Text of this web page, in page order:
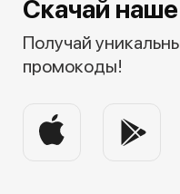
Скачай
Получай
промокоды!